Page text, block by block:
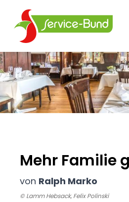
Mehr Familie
von Ralph Marko
© Lamm Hebsack, Felix Polinski